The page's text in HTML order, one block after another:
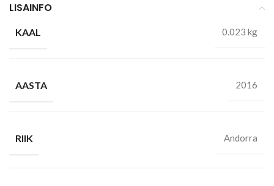
LISAINFO
KAAL 0.023 kg
AASTA 2016
RIIK Andorra